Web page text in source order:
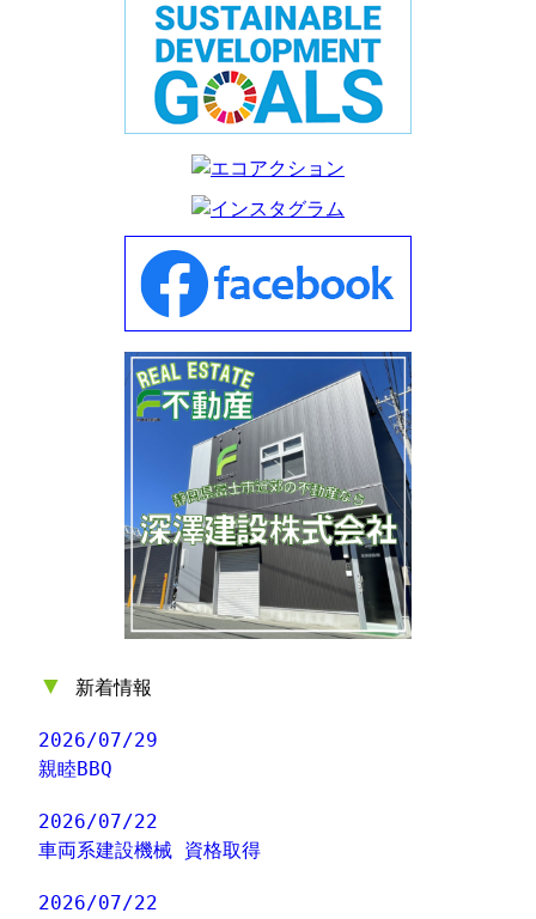
▼ 新着情報
2026/07/29
親睦BBQ
2026/07/22
車両系建設機械 資格取得
2026/07/22